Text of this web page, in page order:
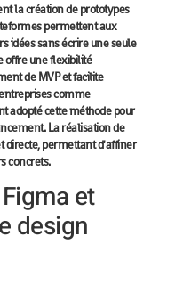
la création de prototypes
permettent aux
idées sans écrire une seule
offre une flexibilité
de MVP et facilite
comme
adopté cette méthode pour
La réalisation de
directe, permettant d'affiner
concrets.
et
design